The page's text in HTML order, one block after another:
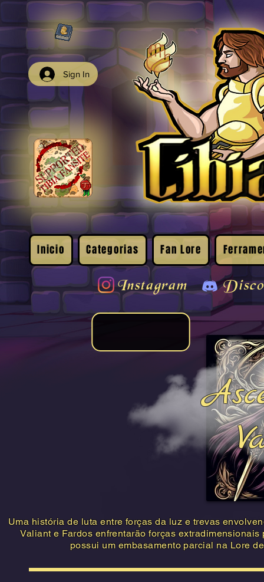
Sign In
Inicio Categorias Fan Lore
Instagram
Uma história de luta entre forças da luz e trevas
Valiant e Fardos enfrentarão forças
possui um embasamento parcial na Lore